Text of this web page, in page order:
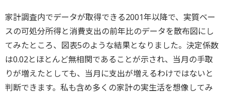
家計調査内でデータが取得できる2001年以降で、実質ベー
スの可処分所得と消費支出の前年比のデータを散布図にし
てみたところ、図表5のような結果となりました。決定係数
は0.02とほとんど無相関であることが示され、当月の手取
りが増えたとしても、当月に支出が増えるわけではないと
判断できます。私も含め多くの家計の実生活を想像してみ